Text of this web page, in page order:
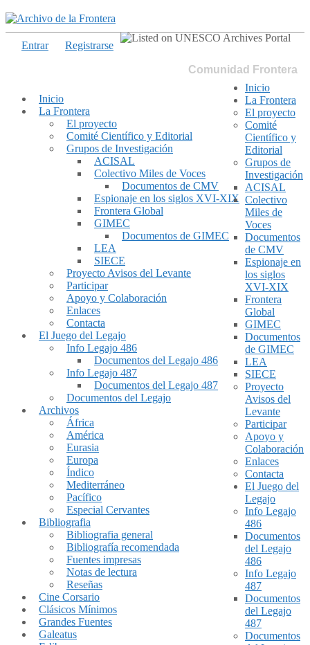
Comunidad Frontera
Inicio
La Frontera
El proyecto
Comité Científico y Editorial
Grupos de Investigación
ACISAL
Colectivo Miles de Voces
Documentos de CMV
Espionaje en los siglos XVI-XIX
Frontera Global
GIMEC
Documentos de GIMEC
LEA
SIECE
Proyecto Avisos del Levante
Participar
Apoyo y Colaboración
Enlaces
Contacta
El Juego del Legajo
Info Legajo 486
Documentos del Legajo 486
Info Legajo 487
Documentos del Legajo 487
Documentos del Legajo
Archivos
África
América
Eurasia
Europa
Índico
Mediterráneo
Pacífico
Especial Cervantes
Bibliografia
Bibliografia general
Bibliografía recomendada
Fuentes impresas
Notas de lectura
Reseñas
Cine Corsario
Clásicos Mínimos
Grandes Fuentes
Galeatus
Entrar Registrarse
Inicio
La Frontera
El proyecto
Comité
Científico y
Editorial
Grupos de
Investigación
ACISAL
Colectivo
Miles de
Voces
Documentos
de CMV
Espionaje en
los siglos
XVI-XIX
Frontera
Global
GIMEC
Documentos
de GIMEC
LEA
SIECE
Proyecto
Avisos del
Levante
Participar
Apoyo y
Colaboración
Enlaces
Contacta
El Juego del
Legajo
Info Legajo
486
Documentos
del Legajo
486
Info Legajo
487
Documentos
del Legajo
487
Documentos